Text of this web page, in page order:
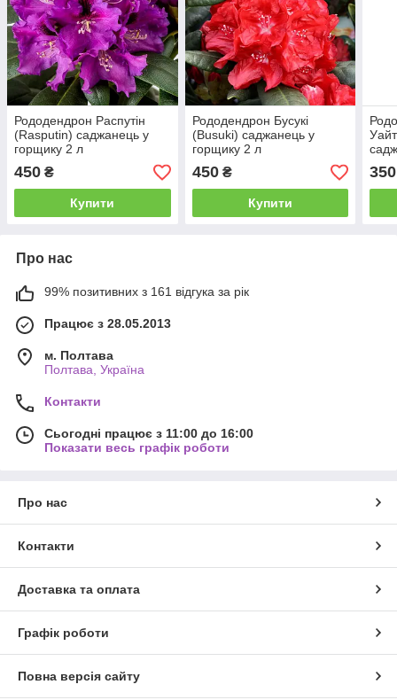
Рододендрон Распутін
(Rasputin) саджанець у
горщику 2 л
450 ₴
Купити
Рододендрон Бусукі
(Busuki) саджанець у
горщику 2 л
450₴
Купити
350
Про нас
99% позитивних з 161 відгука за рік
Працює з 28.05.2013
м. Полтава
Полтава, Україна
Контакти
Сьогодні працює з 11:00 до 16:00
Показати весь графік роботи
Про нас
Контакти
Доставка та оплата
Графік роботи
Повна версія сайту